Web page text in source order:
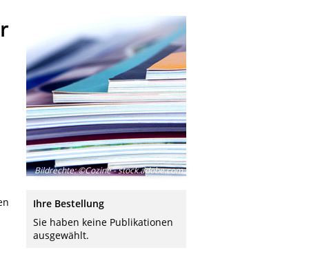
Bildrechte:©Cozine - stock.adobe.com
Ihre Bestellung
Sie haben keine Publikationen
ausgewählt.